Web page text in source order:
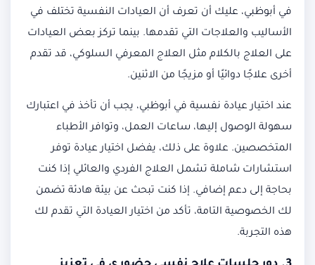
في أبوظبي، عليك أن تعرف أن العيادات النفسية تختلف في
الأساليب والعلاجات التي تقدمها. بينما تركز بعض العيادات
على العلاج بالكلام مثل العلاج المعرفي السلوكي، قد تقدم
أخرى علاجًا دوائيًا أو مزيجًا من الاثنين.
عند اختيار عيادة نفسية في أبوظبي، يجب أن تأخذ في اعتبارك
سهولة الوصول إليها، ساعات العمل، وتوافر الأطباء
المتخصصين. علاوة على ذلك، يفضل اختيار عيادة توفر
استشارات شاملة تشمل العلاج الفردي والعائلي إذا كنت
بحاجة إلى دعم إضافي. إذا كنت تبحث عن بيئة هادئة تضمن
لك الخصوصية التامة، تأكد من اختيار العيادة التي تقدم لك
هذه التجربة.